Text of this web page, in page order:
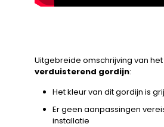
Uitgebreide omschrijving van het
verduisterend gordijn:
Het kleur van dit gordijn is
Er geen aanpassingen
installatie